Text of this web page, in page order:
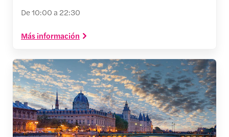
De 10:00 a 22:30
Más información